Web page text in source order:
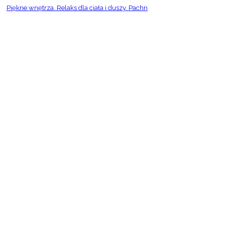
Piękne wnętrza. Relaks dla ciała i duszy. Pachn